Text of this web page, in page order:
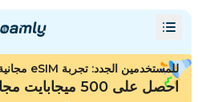
للمستخدمين الجدد: تجربة eSIM مجانية
احصل على 500 ميجابايت مجانًا لرحلتك القادمة